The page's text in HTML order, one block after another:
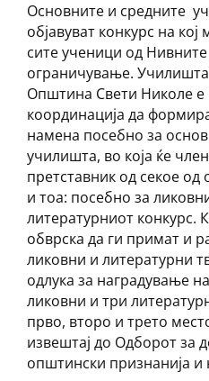
Основните и средните
објавуват конкурс на
сите ученици од
ограничување.
Општина Свети Николе е
координација да
намена посебно за
училишта, во која ќе
претставник од секое
и тоа: посебно за
литературниот конкурс.
обврска да ги примат и
ликовни и литературни
одлука за наградување
ликовни и три
прво, второ и трето
извештај до Одборот за
општински признанија и